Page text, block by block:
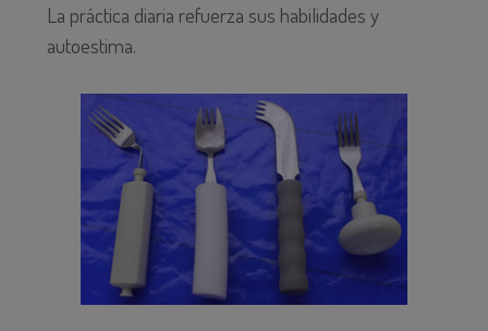
La práctica diaria refuerza sus habilidades y
autoestima.